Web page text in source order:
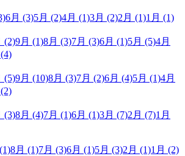
6月 (3)5月 (2)4月 (1)3月 (2)2月 (1)1月 (1)
(2)9月 (1)8月 (3)7月 (3)6月 (1)5月 (5)4月
(4)
(5)9月 (10)8月 (3)7月 (2)6月 (4)5月 (1)4月
(2)
(3)8月 (4)7月 (1)6月 (1)3月 (7)2月 (7)1月
(1)8月 (1)7月 (3)6月 (1)5月 (3)2月 (1)1月 (2)